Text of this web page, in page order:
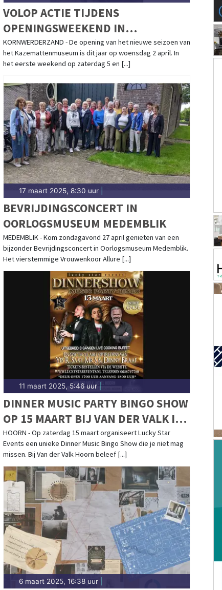
VOLOP ACTIE TIJDENS
OPENINGSWEEKEND IN
KAZEMATTENMUSEUM
KORNWERDERZAND - De opening van het nieuwe seizoen van
het Kazemattenmuseum is dit jaar op woensdag 2 april. In
het eerste weekend op zaterdag 5 en [...]
17 maart 2025, 8:30 uur|
BEVRIJDINGSCONCERT IN
OORLOGSMUSEUM MEDEMBLIK
MEDEMBLIK - Kom zondagavond 27 april genieten van een
bijzonder Bevrijdingsconcert in Oorlogsmuseum Medemblik.
Het vierstemmige Vrouwenkoor Allure [...]
11 maart 2025, 5:46 uur|
DINNER MUSIC PARTY BINGO SHOW
OP 15 MAART BIJ VAN DER VALK IN
HOORN
HOORN - Op zaterdag 15 maart organiseert Lucky Star
Events een unieke Dinner Music Bingo Show die je niet mag
missen. Bij Van der Valk Hoorn beleef [...]
6 maart 2025, 16:38 uur|